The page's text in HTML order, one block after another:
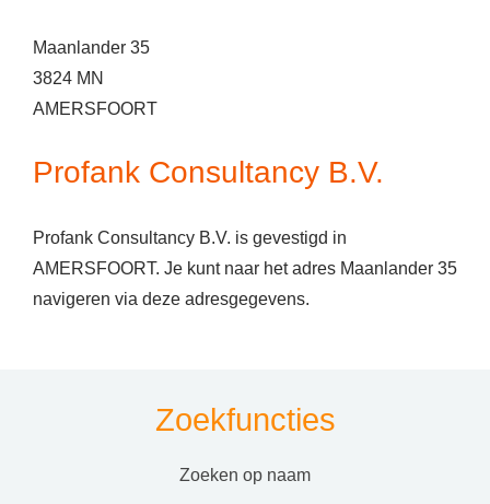
Maanlander 35
3824 MN
AMERSFOORT
Profank Consultancy B.V.
Profank Consultancy B.V. is gevestigd in
AMERSFOORT. Je kunt naar het adres Maanlander 35
navigeren via deze adresgegevens.
Zoekfuncties
zoeken op naam